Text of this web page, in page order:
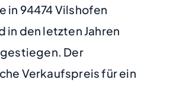
in 94474 Vilshofen
in den letzten Jahren
Der
Verkaufspreis für ein